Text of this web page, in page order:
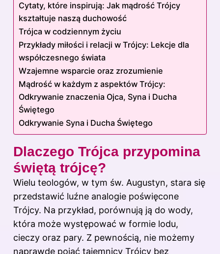
Cytaty, które inspirują: Jak mądrość Trójcy
kształtuje naszą duchowość
Trójca w codziennym życiu
Przykłady miłości i relacji w Trójcy: Lekcje dla
współczesnego świata
Wzajemne wsparcie oraz zrozumienie
Mądrość w każdym z aspektów Trójcy:
Odkrywanie znaczenia Ojca, Syna i Ducha
Świętego
Odkrywanie Syna i Ducha Świętego
Dlaczego Trójca przypomina
świętą trójcę?
Wielu teologów, w tym św. Augustyn, stara się
przedstawić luźne analogie poświęcone
Trójcy. Na przykład, porównują ją do wody,
która może występować w formie lodu,
cieczy oraz pary. Z pewnością, nie możemy
naprawdę pojąć tajemnicy Trójcy bez